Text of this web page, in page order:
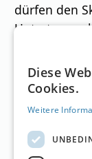
dürfen den
Untertauern
dem neuen
während
öffentliche
Salzburg
Diese
Cookies.
Weitere